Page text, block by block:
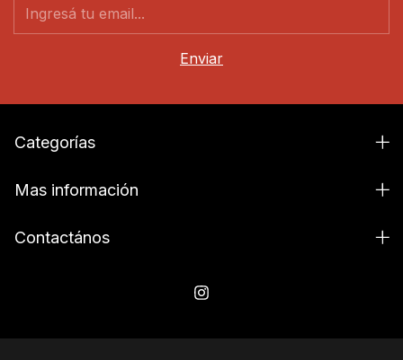
Categorías
Mas información
Contactános